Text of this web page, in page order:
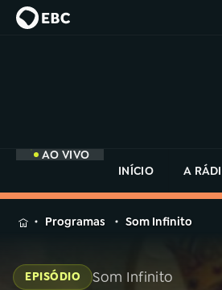
AO VIVO
INÍCIO
A
MENU
na
Rádio
Programas Som Infinito
EPISÓDIO Som Infinito